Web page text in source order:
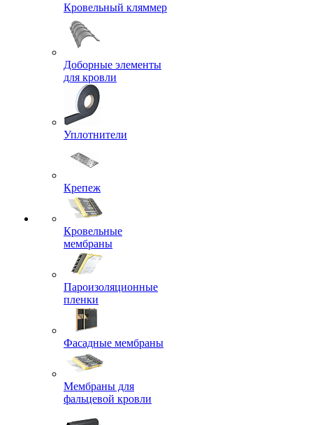
Кровельный кляммер
Доборные элементы
для кровли
Уплотнители
Крепеж
Кровельные
мембраны
Пароизоляционные
пленки
Фасадные мембраны
Мембраны для
фальцевой кровли